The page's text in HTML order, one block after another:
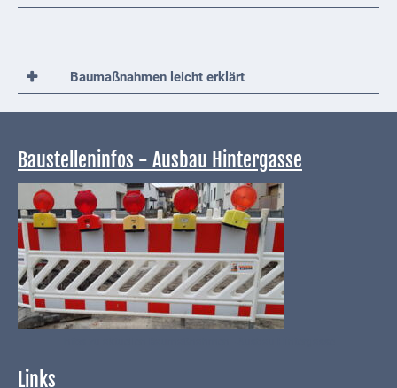
Baumaßnahmen leicht erklärt
Baustelleninfos - Ausbau Hintergasse
Links